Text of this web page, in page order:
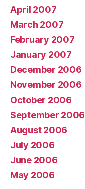
April 2007
March 2007
February 2007
January 2007
December 2006
November 2006
October 2006
September 2006
August 2006
July 2006
June 2006
May 2006